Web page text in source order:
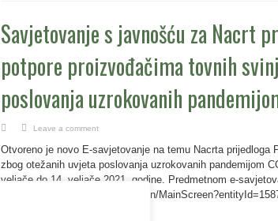
Savjetovanje s javnošću za Nacrt
potpore proizvođačima tovnih
poslovanja uzrokovanih
Leave a comment
Otvoreno je novo E-savjetovanje na temu Nacrta prijedloga
zbog otežanih uvjeta poslovanja uzrokovanih pandemijom
veljače do 14. veljače 2021. godine. Predmetnom e-
https://esavjetovanja.gov.hr/ECon/